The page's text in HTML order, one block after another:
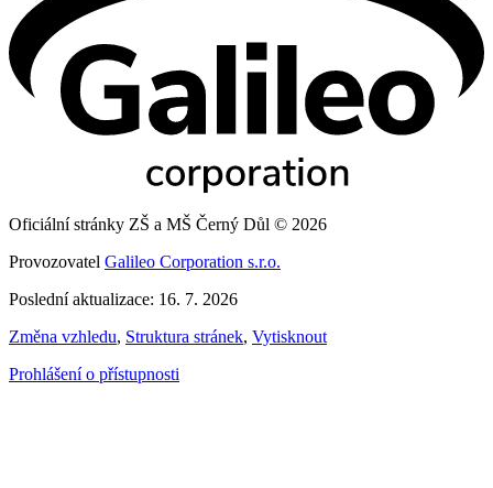
Oficiální stránky ZŠ a MŠ Černý Důl © 2026
Provozovatel Galileo Corporation s.r.o.
Poslední aktualizace: 16. 7. 2026
Změna vzhledu, Struktura stránek, Vytisknout
Prohlášení o přístupnosti